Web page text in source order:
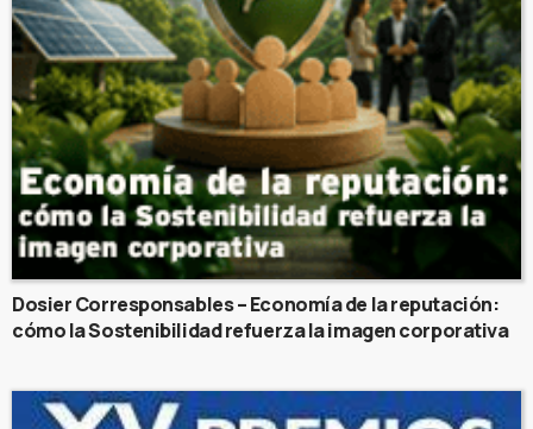
Dosier Corresponsables – Economía de la reputación:
cómo la Sostenibilidad refuerza la imagen corporativa